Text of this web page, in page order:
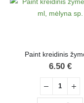
6.50 €